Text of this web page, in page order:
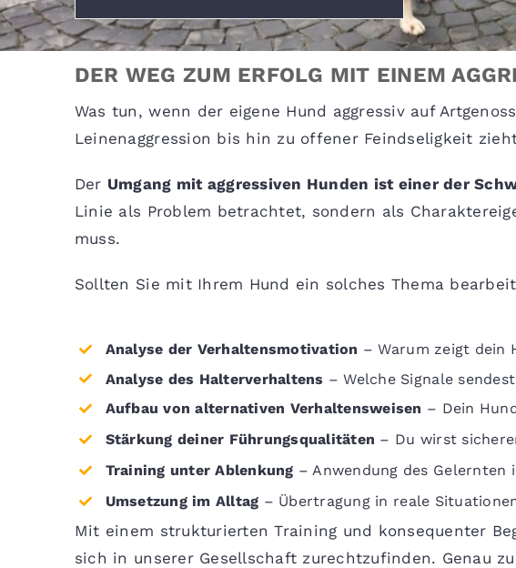
DER WEG ZUM ERFOLG MIT EINEM
Was tun, wenn der eigene Hund aggressiv auf
Leinenaggression bis hin zu offener Feindseligkeit
Der Umgang mit aggressiven Hunden ist einer der
Linie als Problem betrachtet, sondern als
muss.
Sollten Sie mit Ihrem Hund ein solches Thema
Analyse der Verhaltensmotivation – Warum zeigt dein
Analyse des Halterverhaltens – Welche Signale
Aufbau von alternativen Verhaltensweisen – Dein
Stärkung deiner Führungsqualitäten – Du wirst
Training unter Ablenkung – Anwendung des
Umsetzung im Alltag – Übertragung in reale
Mit einem strukturierten Training und konsequenter
sich in unserer Gesellschaft zurechtzufinden. Genau